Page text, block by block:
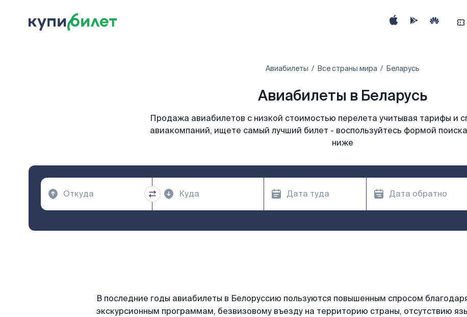
Авиабилеты Все страны мира Беларусь
Авиабилеты в Беларусь
Продажа авиабилетов с низкой стоимостью перелета учитывая тарифы и
авиакомпаний, ищете самый лучший билет - воспользуйтесь формой
ниже
В последние годы авиабилеты в Белоруссию пользуются повышенным спросом
экскурсионным программам, безвизовому въезду на территорию страны, отсутствию